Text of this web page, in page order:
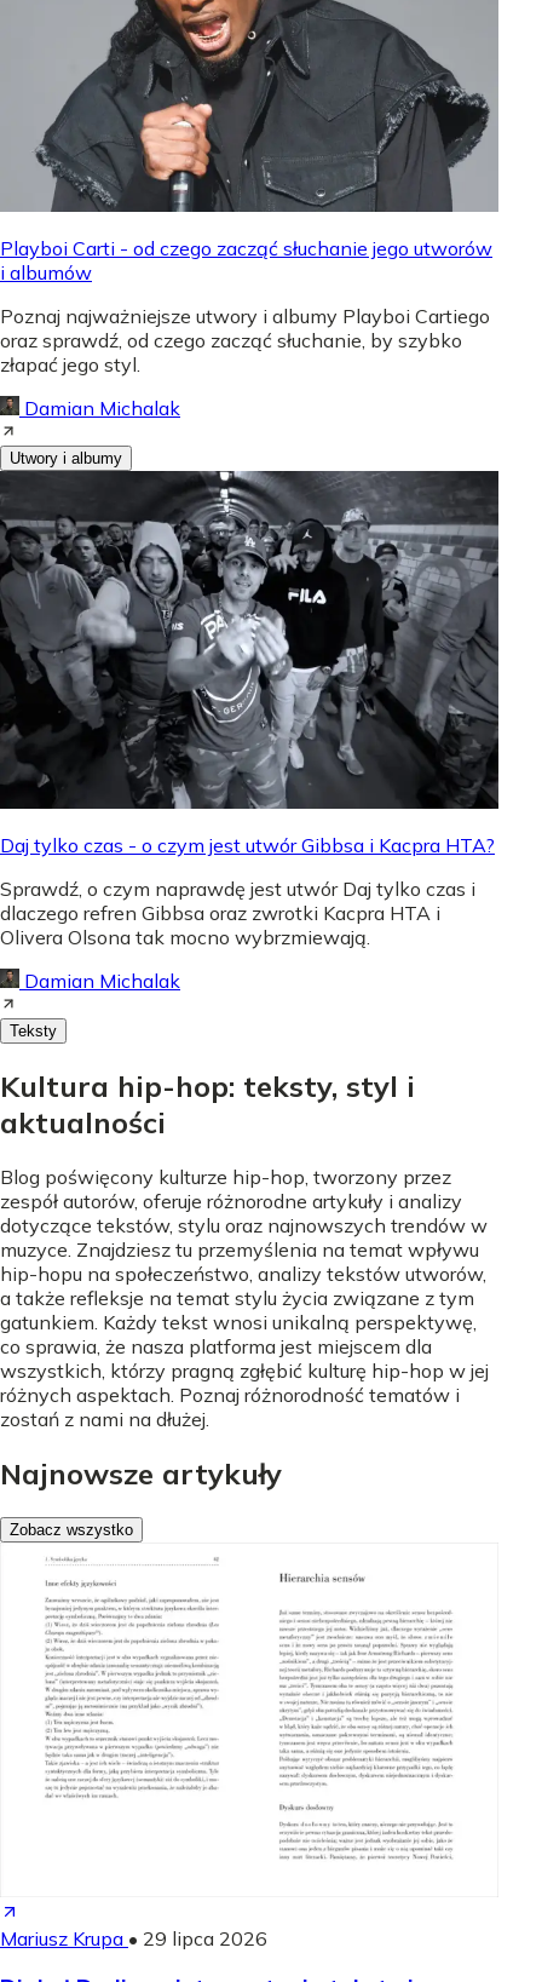
Playboi Carti - od czego zacząć słuchanie jego utworów
i albumów
Poznaj najważniejsze utwory i albumy Playboi Cartiego
oraz sprawdź, od czego zacząć słuchanie, by szybko
złapać jego styl.
Damian Michalak
Utwory i albumy
Daj tylko czas - o czym jest utwór Gibbsa i Kacpra HTA?
Sprawdź, o czym naprawdę jest utwór Daj tylko czas i
dlaczego refren Gibbsa oraz zwrotki Kacpra HTA i
Olivera Olsona tak mocno wybrzmiewają.
Damian Michalak
Teksty
Kultura hip-hop: teksty, styl i
aktualności
Blog poświęcony kulturze hip-hop, tworzony przez
zespół autorów, oferuje różnorodne artykuły i analizy
dotyczące tekstów, stylu oraz najnowszych trendów w
muzyce. Znajdziesz tu przemyślenia na temat wpływu
hip-hopu na społeczeństwo, analizy tekstów utworów,
a także refleksje na temat stylu życia związane z tym
gatunkiem. Każdy tekst wnosi unikalną perspektywę,
co sprawia, że nasza platforma jest miejscem dla
wszystkich, którzy pragną zgłębić kulturę hip-hop w jej
różnych aspektach. Poznaj różnorodność tematów i
zostań z nami na dłużej.
Najnowsze artykuły
Zobacz wszystko
Mariusz Krupa • 29 lipca 2026